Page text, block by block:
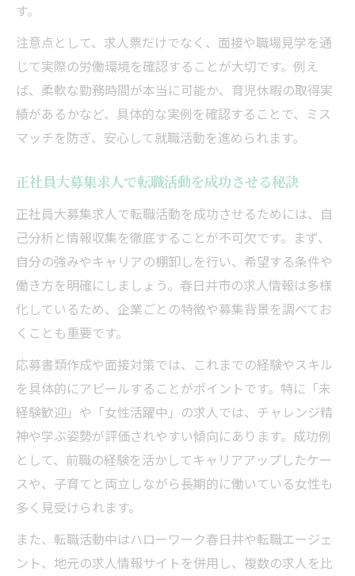
す。
注意点として、求人票だけでなく、面接や職場見学を通
じて実際の労働環境を確認することが大切です。例え
ば、柔軟な勤務時間が本当に可能か、育児休暇の取得実
績があるかなど、具体的な実例を確認することで、ミス
マッチを防ぎ、安心して就職活動を進められます。
正社員大募集求人で転職活動を成功させる秘訣
正社員大募集求人で転職活動を成功させるためには、自
己分析と情報収集を徹底することが不可欠です。まず、
自分の強みやキャリアの棚卸しを行い、希望する条件や
働き方を明確にしましょう。春日井市の求人情報は多様
化しているため、企業ごとの特徴や募集背景を調べてお
くことも重要です。
応募書類作成や面接対策では、これまでの経験やスキル
を具体的にアピールすることがポイントです。特に「未
経験歓迎」や「女性活躍中」の求人では、チャレンジ精
神や学ぶ姿勢が評価されやすい傾向にあります。成功例
として、前職の経験を活かしてキャリアアップしたケー
スや、子育てと両立しながら長期的に働いている女性も
多く見受けられます。
また、転職活動中はハローワーク春日井や転職エージェ
ント、地元の求人情報サイトを併用し、複数の求人を比